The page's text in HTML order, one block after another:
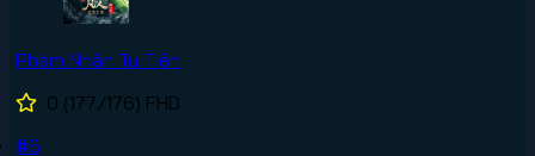
Phàm Nhân Tu Tiên
0 (177/176) FHD
#6